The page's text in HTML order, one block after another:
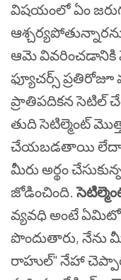
విషయంలో ఏం
ఆమె వివరించడానికి
ఫ్యూచర్స్
ప్రాతిపదికన
తుది సెటిల్మెంట్
చేయబడతాయి లేదా
మీరు అర్థం
జోడించింది.
వ్యవధి అంటే ఏమిటో
పొందుతారు, నేను మీ
రాహుల్" నేహా